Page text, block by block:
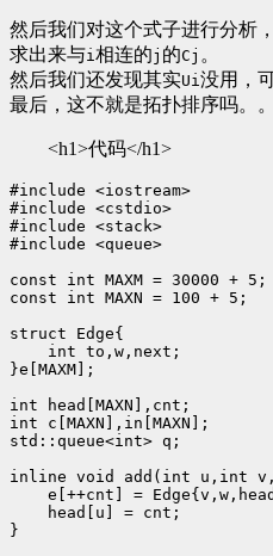
然后我们对这个式子进行分析
求出来与i相连的j 的Cj 。
然后我们还发现其实Ui没用，
最后，这不就是拓扑排序吗。。
<h1>代码</h1>
#include <iostream>
#include <cstdio>
#include <stack>
#include <queue>
const int MAXM = 30000 + 5;
const int MAXN = 100 + 5;
struct Edge{
    int to,w,next;
}e[MAXM];
int head[MAXN],cnt;
int c[MAXN],in[MAXN];
std::queue<int> q;
inline void add(int u,int
e[++cnt] =
    head[u] = cnt;
}